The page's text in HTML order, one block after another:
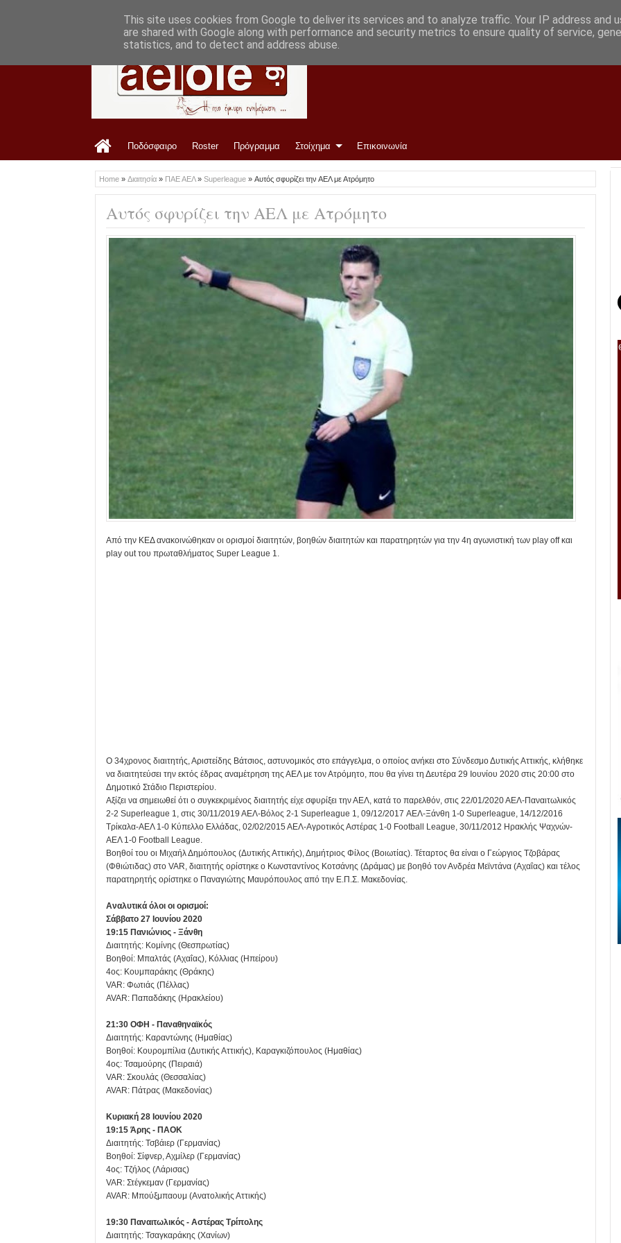
Ποδόσφαιρο Roster Πρόγραμμα Στοίχημα Επικοινωνία
Home » Διαιτησία » ΠΑΕ ΑΕΛ» Superleague » Αυτός σφυρίζει την ΑΕΛ με Ατρόμητο
Αυτός σφυρίζει την ΑΕΛ με Ατρόμητο
Από την ΚΕΔ ανακοινώθηκαν οι ορισμοί διαιτητών, βοηθών διαιτητών και παρατηρητών για την 4η αγωνιστική των play off και
play out του πρωταθλήματος Super League 1.
Ο 34χρονος διαιτητής, Αριστείδης Βάτσιος, αστυνομικός στο επάγγελμα, ο οποίος ανήκει στο Σύνδεσμο Δυτικής Αττικής, κλήθηκε
να διαιτητεύσει την εκτός έδρας αναμέτρηση της ΑΕΛ με τον Ατρόμητο, που θα γίνει τη Δευτέρα 29 Ιουνίου 2020 στις 20:00 στο
Δημοτικό Στάδιο Περιστερίου.
Αξίζει να σημειωθεί ότι ο συγκεκριμένος διαιτητής είχε σφυρίξει την ΑΕΛ, κατά το παρελθόν, στις 22/01/2020 ΑΕΛ-Παναιτωλικός
2-2 Superleague 1, στις 30/11/2019 ΑΕΛ-Βόλος 2-1 Superleague 1, 09/12/2017 ΑΕΛ-Ξάνθη 1-0 Superleague, 14/12/2016
Τρίκαλα-ΑΕΛ 1-0 Κύπελλο Ελλάδας, 02/02/2015 ΑΕΛ-Αγροτικός Αστέρας 1-0 Football League, 30/11/2012 Ηρακλής Ψαχνών-
ΑΕΛ 1-0 Football League.
Βοηθοί του οι Μιχαήλ Δημόπουλος (Δυτικής Αττικής), Δημήτριος Φίλος (Βοιωτίας). Τέταρτος θα είναι ο Γεώργιος Τζοβάρας
(Φθιώτιδας) στο VAR, διαιτητής ορίστηκε ο Κωνσταντίνος Κοτσάνης (Δράμας) με βοηθό τον Ανδρέα Μεϊντάνα (Αχαΐας) και τέλος
παρατηρητής ορίστηκε ο Παναγιώτης Μαυρόπουλος από την Ε.Π.Σ. Μακεδονίας.
Αναλυτικά όλοι οι ορισμοί:
Σάββατο 27 Ιουνίου 2020
19:15 Πανιώνιος - Ξάνθη
Διαιτητής: Κομίνης (Θεσπρωτίας)
Βοηθοί: Μπαλτάς (Αχαΐας), Κόλλιας (Ηπείρου)
4ος: Κουμπαράκης (Θράκης)
VAR: Φωτιάς (Πέλλας)
AVAR: Παπαδάκης (Ηρακλείου)
21:30 ΟΦΗ - Παναθηναϊκός
Διαιτητής: Καραντώνης (Ημαθίας)
Βοηθοί: Κουρομπίλια (Δυτικής Αττικής), Καραγκιζόπουλος (Ημαθίας)
4ος: Τσαμούρης (Πειραιά)
VAR: Σκουλάς (Θεσσαλίας)
AVAR: Πάτρας (Μακεδονίας)
Κυριακή 28 Ιουνίου 2020
19:15 Άρης - ΠΑΟΚ
Διαιτητής: Τσβάιερ (Γερμανίας)
Βοηθοί: Σίφνερ, Αχμίλερ (Γερμανίας)
4ος: Τζήλος (Λάρισας)
VAR: Στέγκεμαν (Γερμανίας)
AVAR: Μπούξμπαουμ (Ανατολικής Αττικής)
19:30 Παναιτωλικός - Αστέρας Τρίπολης
Διαιτητής: Τσαγκαράκης (Χανίων)
This site uses cookies from Google to deliver its services and to analyze traffic. Your IP address and
are shared with Google along with performance and security metrics to ensure quality of service,
statistics, and to detect and address abuse.